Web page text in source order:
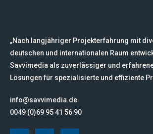
„Nach langjähriger Projekterfahrung mit
deutschen und internationalen Raum
Savvimedia als zuverlässiger und
Lösungen für spezialisierte und effiziente
info@savvimedia.de
0049 (0)69 95 41 56 90